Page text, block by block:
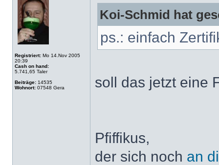
Registriert: Mo 14.Nov 2005
20:39
Cash on hand:
5.741,65 Taler
Beiträge: 14535
Wohnort: 07548 Gera
Koi-Schmid hat
ps.: einfach
soll das jetzt eine
Pfiffikus,
der sich noch an